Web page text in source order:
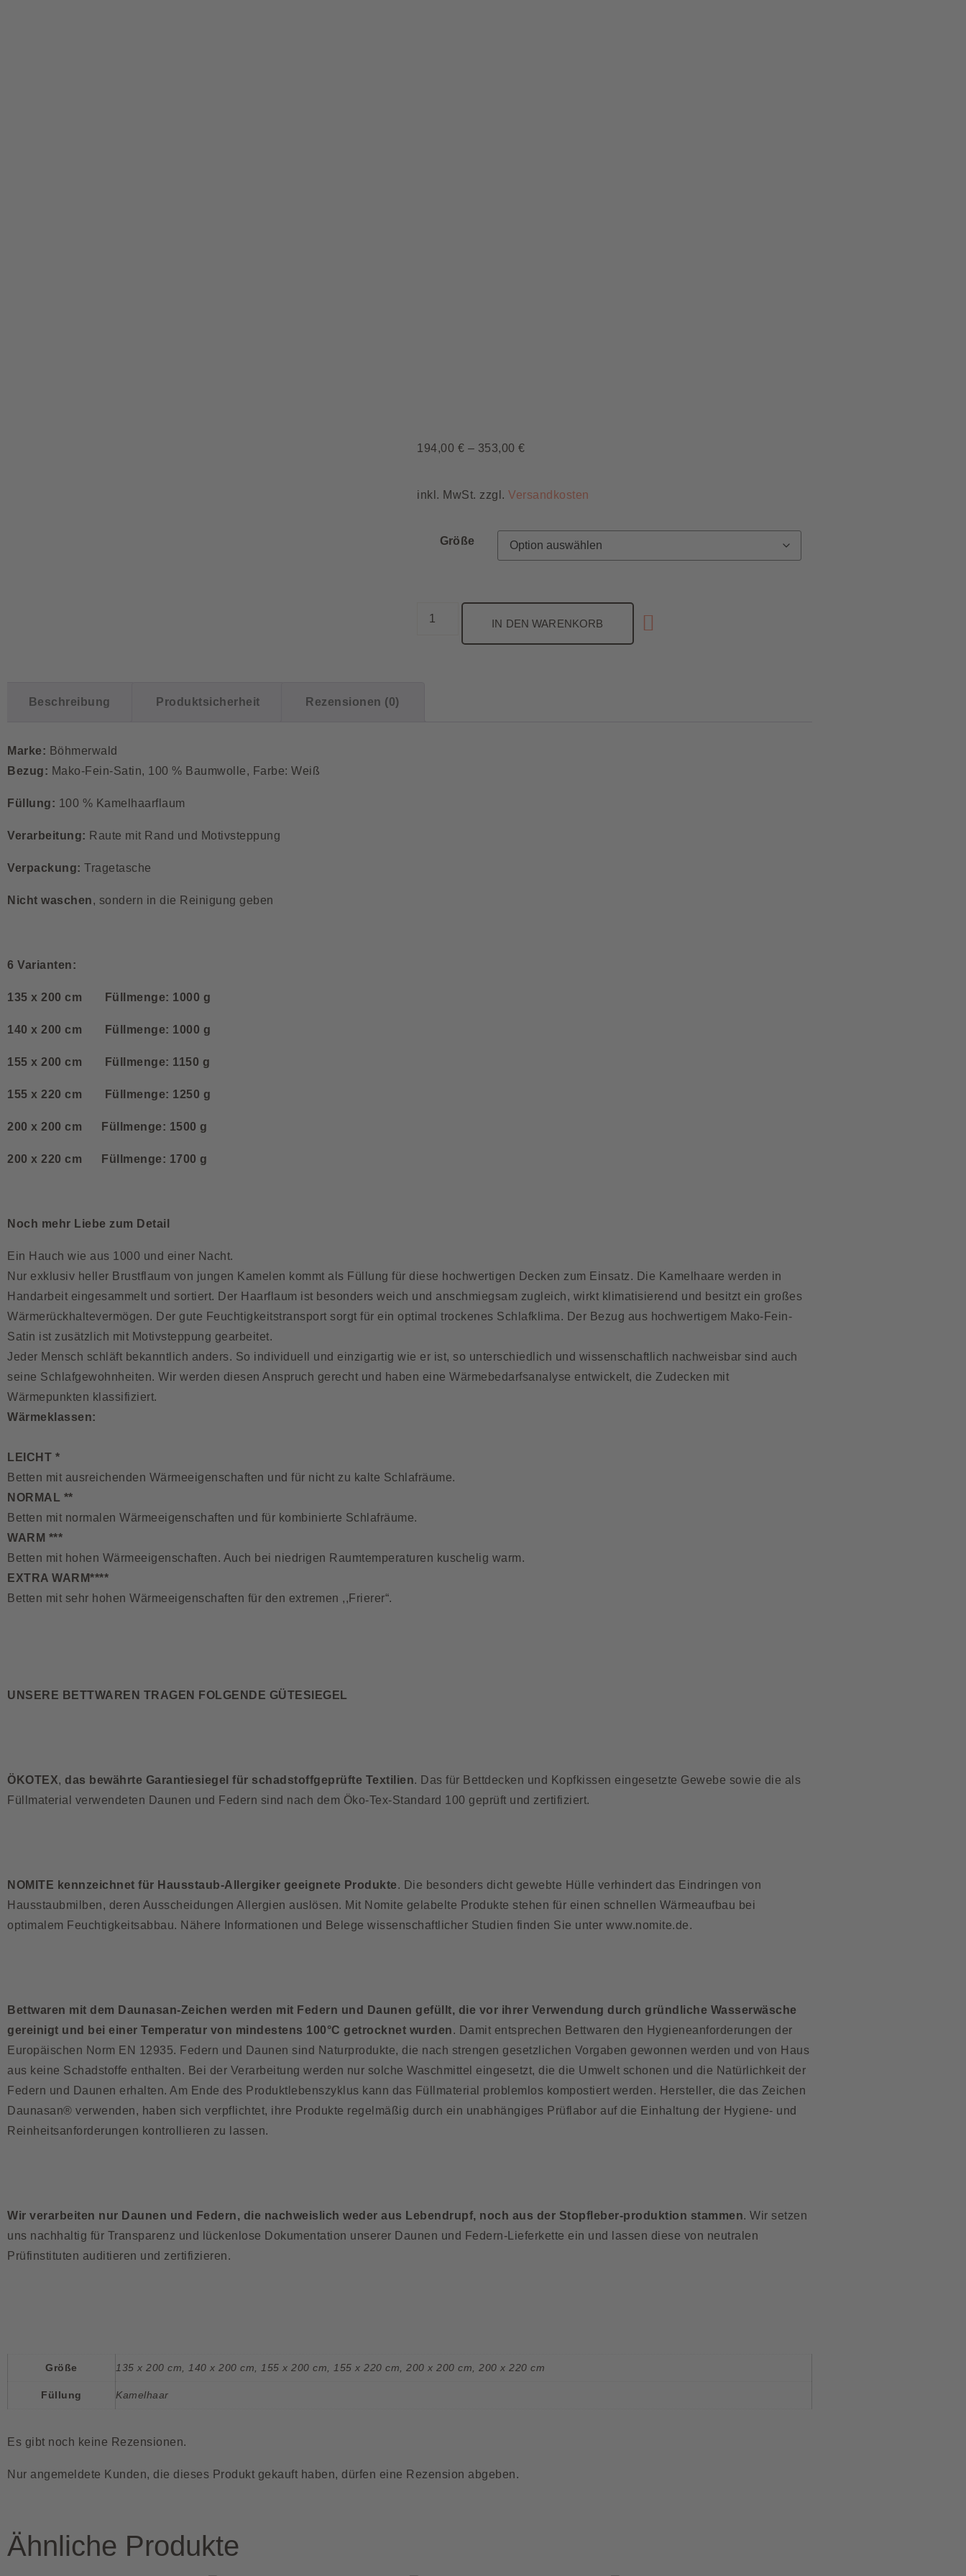
194,00 € – 353,00 €
inkl. MwSt. zzgl. Versandkosten
Größe
IN DEN WARENKORB
Beschreibung Produktsicherheit Rezensionen (0)
Marke: Böhmerwald
Bezug: Mako-Fein-Satin, 100 % Baumwolle, Farbe: Weiß
Füllung: 100 % Kamelhaarflaum
Verarbeitung: Raute mit Rand und Motivsteppung
Verpackung: Tragetasche
Nicht waschen, sondern in die Reinigung geben
6 Varianten:
135 x 200 cm Füllmenge: 1000 g
140 x 200 cm Füllmenge: 1000 g
155 x 200 cm Füllmenge: 1150 g
155 x 220 cm Füllmenge: 1250 g
200 x 200 cm Füllmenge: 1500 g
200 x 220 cm Füllmenge: 1700 g
Noch mehr Liebe zum Detail
Ein Hauch wie aus 1000 und einer Nacht.
Nur exklusiv heller Brustflaum von jungen Kamelen kommt als Füllung für diese hochwertigen Decken zum Einsatz. Die Kamelhaare werden in
Handarbeit eingesammelt und sortiert. Der Haarflaum ist besonders weich und anschmiegsam zugleich, wirkt klimatisierend und besitzt ein großes
Wärmerückhaltevermögen. Der gute Feuchtigkeitstransport sorgt für ein optimal trockenes Schlafklima. Der Bezug aus hochwertigem Mako-Fein-
Satin ist zusätzlich mit Motivsteppung gearbeitet.
Jeder Mensch schläft bekanntlich anders. So individuell und einzigartig wie er ist, so unterschiedlich und wissenschaftlich nachweisbar sind auch
seine Schlafgewohnheiten. Wir werden diesen Anspruch gerecht und haben eine Wärmebedarfsanalyse entwickelt, die Zudecken mit
Wärmepunkten klassifiziert.
Wärmeklassen:
LEICHT *
Betten mit ausreichenden Wärmeeigenschaften und für nicht zu kalte Schlafräume.
NORMAL **
Betten mit normalen Wärmeeigenschaften und für kombinierte Schlafräume.
WARM ***
Betten mit hohen Wärmeeigenschaften. Auch bei niedrigen Raumtemperaturen kuschelig warm.
EXTRA WARM****
Betten mit sehr hohen Wärmeeigenschaften für den extremen ,,Frierer“.
UNSERE BETTWAREN TRAGEN FOLGENDE GÜTESIEGEL
ÖKOTEX, das bewährte Garantiesiegel für schadstoffgeprüfte Textilien. Das für Bettdecken und Kopfkissen eingesetzte Gewebe sowie die als
Füllmaterial verwendeten Daunen und Federn sind nach dem Öko-Tex-Standard 100 geprüft und zertifiziert.
NOMITE kennzeichnet für Hausstaub-Allergiker geeignete Produkte. Die besonders dicht gewebte Hülle verhindert das Eindringen von
Hausstaubmilben, deren Ausscheidungen Allergien auslösen. Mit Nomite gelabelte Produkte stehen für einen schnellen Wärmeaufbau bei
optimalem Feuchtigkeitsabbau. Nähere Informationen und Belege wissenschaftlicher Studien finden Sie unter www.nomite.de.
Bettwaren mit dem Daunasan-Zeichen werden mit Federn und Daunen gefüllt, die vor ihrer Verwendung durch gründliche Wasserwäsche
gereinigt und bei einer Temperatur von mindestens 100°C getrocknet wurden. Damit entsprechen Bettwaren den Hygieneanforderungen der
Europäischen Norm EN 12935. Federn und Daunen sind Naturprodukte, die nach strengen gesetzlichen Vorgaben gewonnen werden und von Haus
aus keine Schadstoffe enthalten. Bei der Verarbeitung werden nur solche Waschmittel eingesetzt, die die Umwelt schonen und die Natürlichkeit der
Federn und Daunen erhalten. Am Ende des Produktlebenszyklus kann das Füllmaterial problemlos kompostiert werden. Hersteller, die das Zeichen
Daunasan® verwenden, haben sich verpflichtet, ihre Produkte regelmäßig durch ein unabhängiges Prüflabor auf die Einhaltung der Hygiene- und
Reinheitsanforderungen kontrollieren zu lassen.
Wir verarbeiten nur Daunen und Federn, die nachweislich weder aus Lebendrupf, noch aus der Stopfleber-produktion stammen. Wir setzen
uns nachhaltig für Transparenz und lückenlose Dokumentation unserer Daunen und Federn-Lieferkette ein und lassen diese von neutralen
Prüfinstituten auditieren und zertifizieren.
Größe 135 x 200 cm 140 x 200 cm 155 x 200 cm 155 x 220 cm 200 x 200 cm 200 x 220 cm
Füllung Kamelhaar
Es gibt noch keine Rezensionen.
Nur angemeldete Kunden, die dieses Produkt gekauft haben, dürfen eine Rezension abgeben.
Ähnliche Produkte